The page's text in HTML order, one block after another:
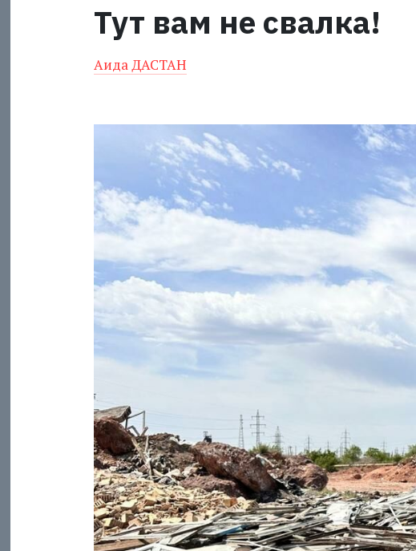
Тут вам не свалка!
Аида ДАСТАН